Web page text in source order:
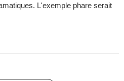
L'exemple phare serait